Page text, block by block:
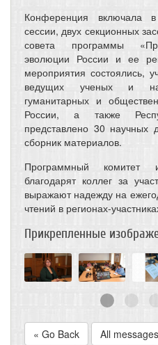
Конференция включала
сессии, двух секционных
совета программы
эволюции России и ее
мероприятия состоялись,
ведущих ученых и
гуманитарных и
России, а также
представлено 30 научных
сборник материалов.
Программный комитет
благодарят коллег за
выражают надежду на
чтений в регионах-
Прикрепленные
« Go Back All messages